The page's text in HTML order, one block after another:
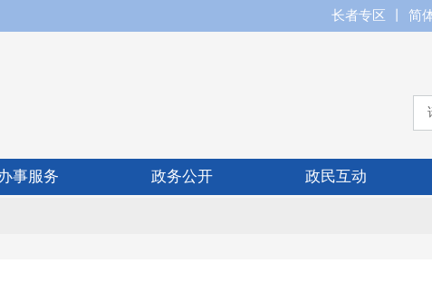
长者专区 简
事服务 政务公开 政民互动